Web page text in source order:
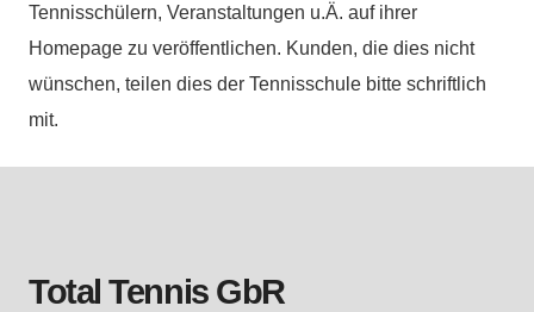
Tennisschülern, Veranstaltungen u.Ä. auf ihrer
Homepage zu veröffentlichen. Kunden, die dies nicht
wünschen, teilen dies der Tennisschule bitte schriftlich
mit.
Total Tennis GbR